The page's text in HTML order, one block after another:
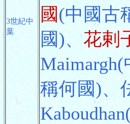
3世紀中
葉
國(中國古
國)、花剌
稱何國)、